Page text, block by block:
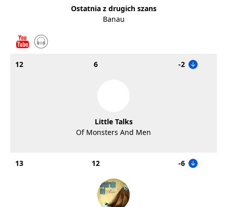
Ostatnia z drugich szans
Banau
12 6 -2
Little Talks
Of Monsters And Men
13 12 -6